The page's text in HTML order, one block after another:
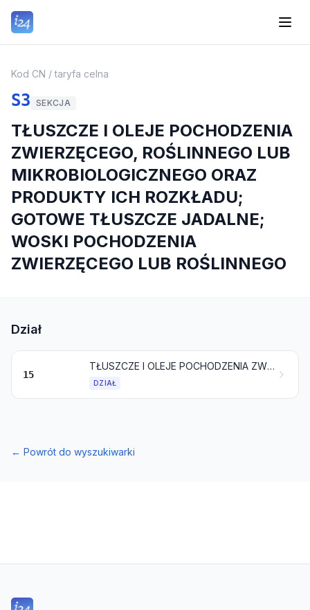
Kod CN / taryfa celna
S3 SEKCJA
TŁUSZCZE I OLEJE POCHODZENIA
ZWIERZĘCEGO, ROŚLINNEGO LUB
MIKROBIOLOGICZNEGO ORAZ
PRODUKTY ICH ROZKŁADU;
GOTOWE TŁUSZCZE JADALNE;
WOSKI POCHODZENIA
ZWIERZĘCEGO LUB ROŚLINNEGO
Dział
15
TŁUSZCZE I OLEJE POCHODZENIA ZWIERZĘCEGO, ROŚLINNEGO LUB MIKROBIOLOGICZNEGO ORAZ PRODUKTY ICH ROZKŁADU; GOTOWE TŁUSZCZE JADALNE; WOSKI POCHODZENIA ZWIERZĘCEGO LUB ROŚLINNEGO
DZIAŁ
← Powrót do wyszukiwarki